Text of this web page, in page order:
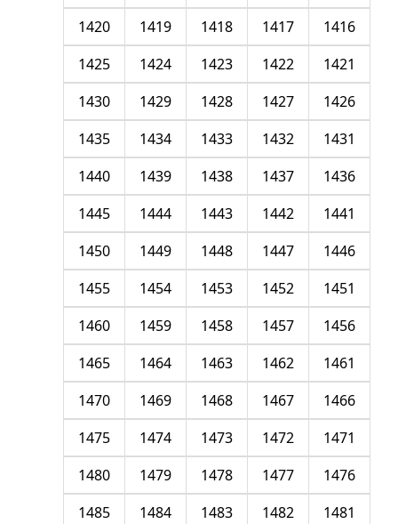
1416
1417
1418
1419
1420
1421
1422
1423
1424
1425
1426
1427
1428
1429
1430
1431
1432
1433
1434
1435
1436
1437
1438
1439
1440
1441
1442
1443
1444
1445
1446
1447
1448
1449
1450
1451
1452
1453
1454
1455
1456
1457
1458
1459
1460
1461
1462
1463
1464
1465
1466
1467
1468
1469
1470
1471
1472
1473
1474
1475
1476
1477
1478
1479
1480
1481
1482
1483
1484
1485